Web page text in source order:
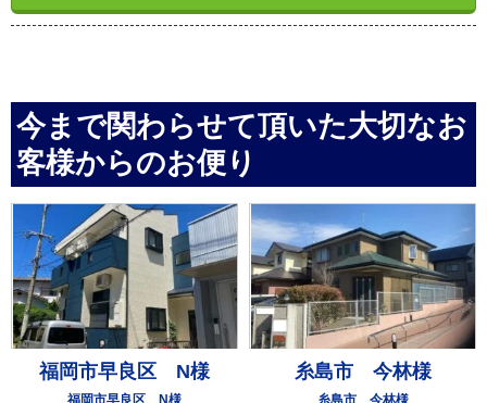
今まで関わらせて頂いた大切なお
客様からのお便り
福岡市早良区 N様
福岡市早良区 N様
糸島市 今林様
糸島市 今林様